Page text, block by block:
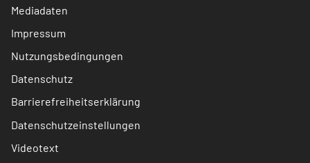
Mediadaten
Impressum
Nutzungsbedingungen
Datenschutz
Barrierefreiheitserklärung
Datenschutzeinstellungen
Videotext